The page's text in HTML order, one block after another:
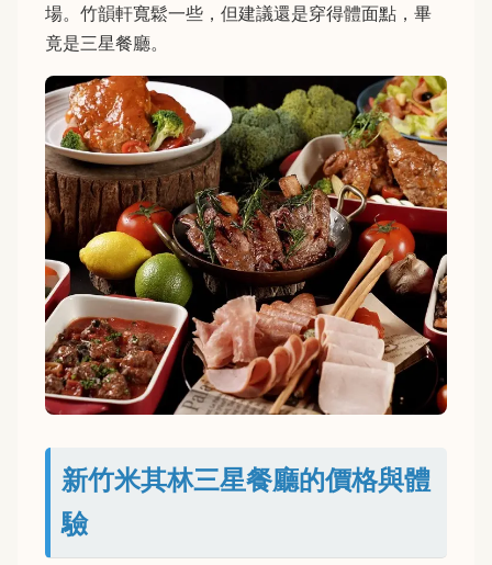
場。竹韻軒寬鬆一些，但建議還是穿得體面點，畢
竟是三星餐廳。
新竹米其林三星餐廳的價格與體
驗